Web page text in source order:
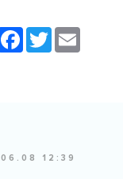
FacebookTwitter
06.08 12:39